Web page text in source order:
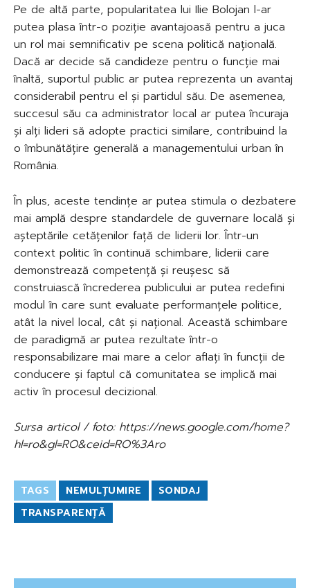
Pe de altă parte, popularitatea lui Ilie Bolojan l-ar
putea plasa într-o poziție avantajoasă pentru a juca
un rol mai semnificativ pe scena politică națională.
Dacă ar decide să candideze pentru o funcție mai
înaltă, suportul public ar putea reprezenta un avantaj
considerabil pentru el și partidul său. De asemenea,
succesul său ca administrator local ar putea încuraja
și alți lideri să adopte practici similare, contribuind la
o îmbunătățire generală a managementului urban în
România.
În plus, aceste tendințe ar putea stimula o dezbatere
mai amplă despre standardele de guvernare locală și
așteptările cetățenilor față de liderii lor. Într-un
context politic în continuă schimbare, liderii care
demonstrează competență și reușesc să
construiască încrederea publicului ar putea redefini
modul în care sunt evaluate performanțele politice,
atât la nivel local, cât și național. Această schimbare
de paradigmă ar putea rezultate într-o
responsabilizare mai mare a celor aflați în funcții de
conducere și faptul că comunitatea se implică mai
activ în procesul decizional.
Sursa articol / foto: https://news.google.com/home?
hl=ro&gl=RO&ceid=RO%3Aro
TAGS NEMULȚUMIRE
SONDAJ
TRANSPARENȚĂ